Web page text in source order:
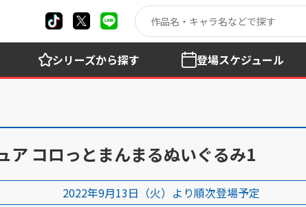
シリーズから探す 登場スケジュール
コロっとまんまるぬいぐるみ1
2022年9月13日（火）より順次登場予定